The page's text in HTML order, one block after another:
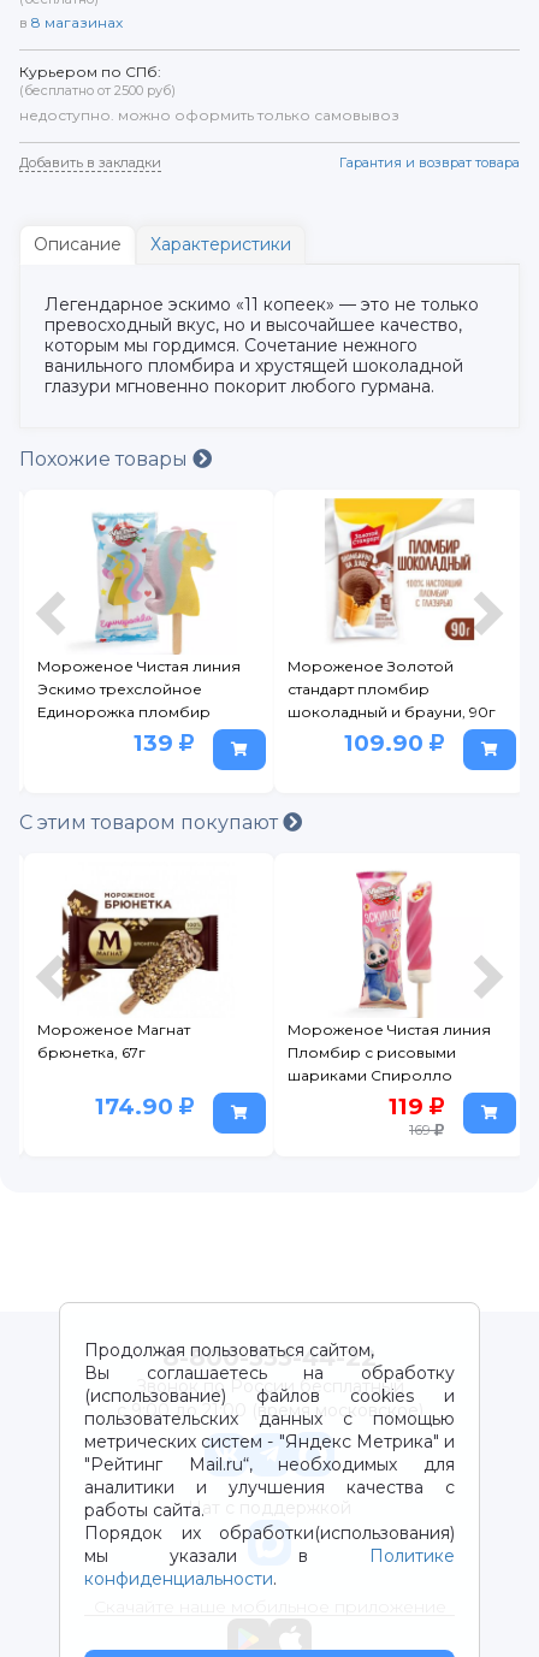
в 8 магазинах
Курьером по СПб:
(бесплатно от 2500 руб)
недоступно. можно оформить только самовывоз
Добавить в закладки Гарантия и возврат товара
Описание Характеристики
Легендарное эскимо «11 копеек» — это не только
превосходный вкус, но и высочайшее качество,
которым мы гордимся. Сочетание нежного
ванильного пломбира и хрустящей шоколадной
глазури мгновенно покорит любого гурмана.
Похожие товары
Мороженое Чистая линия
Эскимо трехслойное
Единорожка пломбир
ванильный 65 г139
Мороженое Золотой
стандарт пломбир
шоколадный и брауни, 90г
109.90
С этим товаром покупают
Мороженое Магнат
брюнетка, 67г
174.90
Мороженое Чистая линия
Пломбир с рисовыми
шариками Спиролло
119
169
Продолжая пользоваться сайтом,
Вы соглашаетесь на обработку
(использование) файлов cookies и
пользовательских данных с помощью
метрических систем - "Яндекс Метрика" и
"Рейтинг Mail.ru“, необходимых для
аналитики и улучшения качества с
работы сайта.
Порядок их обработки(использования)
мы указали в
Политике
конфиденциальности.
8-800-333-44-22
Звонок по России бесплатный
с 9:00 до 21:00 (время московское)
Чат с поддержкой